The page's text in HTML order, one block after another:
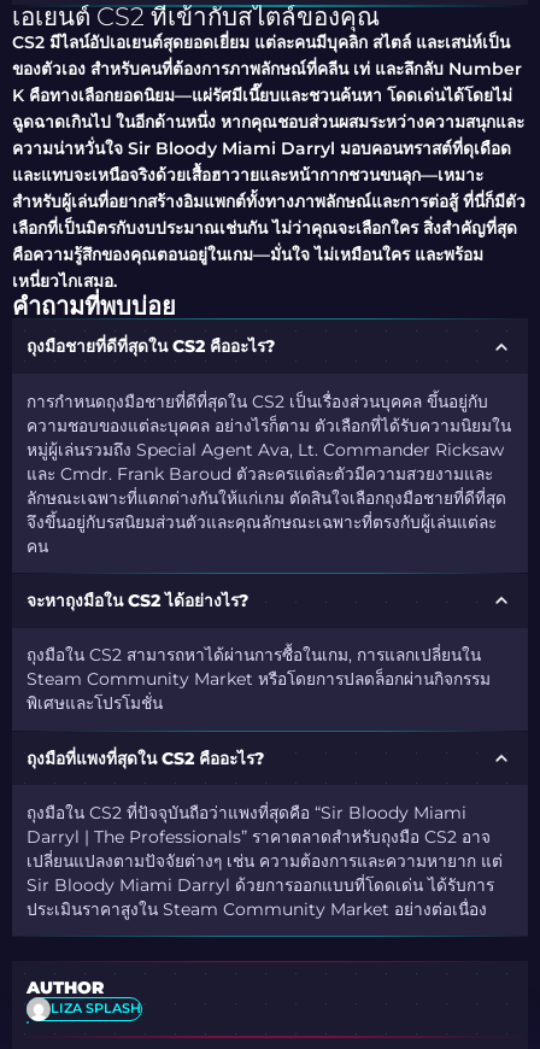
เอเยนต์ CS2 ที่เข้ากับสไตล์ของคุณ
CS2 มีไลน์อัปเอเยนต์สุดยอดเยี่ยม แต่ละคนมีบุคลิก สไตล์ และเสน่ห์เป็น
ของตัวเอง สำหรับคนที่ต้องการภาพลักษณ์ที่คลีน เท่ และลึกลับ Number
K คือทางเลือกยอดนิยม—แผ่รัศมีเนี๊ยบและชวนค้นหา โดดเด่นได้โดยไม่
ฉูดฉาดเกินไป ในอีกด้านหนึ่ง หากคุณชอบส่วนผสมระหว่างความสนุกและ
ความน่าหวั่นใจ Sir Bloody Miami Darryl มอบคอนทราสต์ที่ดุเดือด
และแทบจะเหนือจริงด้วยเสื้อฮาวายและหน้ากากชวนขนลุก—เหมาะ
สำหรับผู้เล่นที่อยากสร้างอิมแพกต์ทั้งทางภาพลักษณ์และการต่อสู้ ที่นี่ก็มีตัว
เลือกที่เป็นมิตรกับงบประมาณเช่นกัน ไม่ว่าคุณจะเลือกใคร สิ่งสำคัญที่สุด
คือความรู้สึกของคุณตอนอยู่ในเกม—มั่นใจ ไม่เหมือนใคร และพร้อม
เหนี่ยวไกเสมอ.
คำถามที่พบบ่อย
ถุงมือชายที่ดีที่สุดใน CS2 คืออะไร?
การกำหนดถุงมือชายที่ดีที่สุดใน CS2 เป็นเรื่องส่วนบุคคล ขึ้นอยู่กับ
ความชอบของแต่ละบุคคล อย่างไรก็ตาม ตัวเลือกที่ได้รับความนิยมใน
หมู่ผู้เล่นรวมถึง Special Agent Ava, Lt. Commander Ricksaw
และ Cmdr. Frank Baroud ตัวละครแต่ละตัวมีความสวยงามและ
ลักษณะเฉพาะที่แตกต่างกันให้แก่เกม ตัดสินใจเลือกถุงมือชายที่ดีที่สุด
จึงขึ้นอยู่กับรสนิยมส่วนตัวและคุณลักษณะเฉพาะที่ตรงกับผู้เล่นแต่ละ
คน
จะหาถุงมือใน CS2 ได้อย่างไร?
ถุงมือใน CS2 สามารถหาได้ผ่านการซื้อในเกม, การแลกเปลี่ยนใน
Steam Community Market หรือโดยการปลดล็อกผ่านกิจกรรม
พิเศษและโปรโมชั่น
ถุงมือที่แพงที่สุดใน CS2 คืออะไร?
ถุงมือใน CS2 ที่ปัจจุบันถือว่าแพงที่สุดคือ “Sir Bloody Miami
Darryl | The Professionals” ราคาตลาดสำหรับถุงมือ CS2 อาจ
เปลี่ยนแปลงตามปัจจัยต่างๆ เช่น ความต้องการและความหายาก แต่
Sir Bloody Miami Darryl ด้วยการออกแบบที่โดดเด่น ได้รับการ
ประเมินราคาสูงใน Steam Community Market อย่างต่อเนื่อง
AUTHOR
LIZA SPLASH